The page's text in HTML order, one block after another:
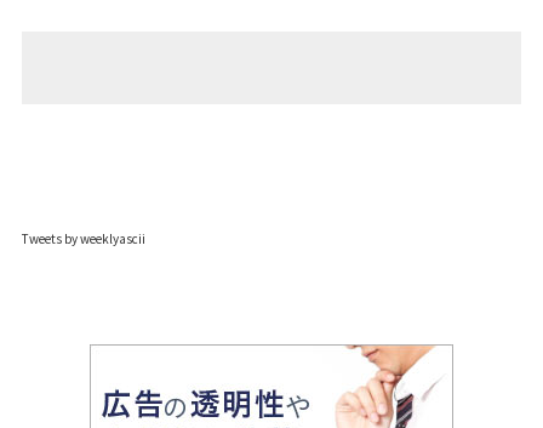
Tweets by weeklyascii